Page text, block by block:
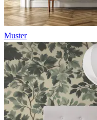
Muster